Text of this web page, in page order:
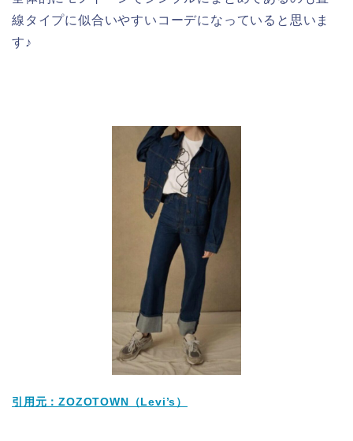
線タイプに似合いやすいコーデになっていると思いま
す♪
引用元：ZOZOTOWN（Levi’s）